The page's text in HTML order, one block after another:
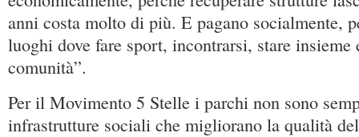
anni costa molto di più. E pagano socialmente,
luoghi dove fare sport, incontrarsi, stare insieme
comunità”.
Per il Movimento 5 Stelle i parchi non sono
infrastrutture sociali che migliorano la qualità